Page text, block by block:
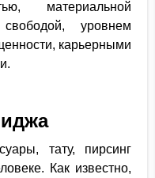
материальной
уровнем
карьерными
тату, пирсинг
Как известно,